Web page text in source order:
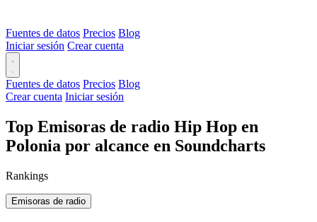
Fuentes de datos Precios Blog
Iniciar sesión Crear cuenta
Fuentes de datos Precios Blog
Crear cuenta Iniciar sesión
Top Emisoras de radio Hip Hop en
Polonia por alcance en Soundcharts
Rankings
Emisoras de radio